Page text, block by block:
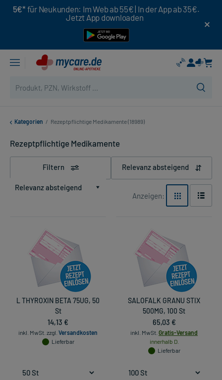
5€* für Neukunden: Im Web ab 55€ | In der App ab 35€.
Jetzt App downloaden
Kategorien / Rezeptpflichtige Medikamente (18989)
Rezeptpflichtige Medikamente
Filtern Relevanz absteigend
Relevanz absteigend
Anzeigen:
L THYROXIN BETA 75UG, 50
St
14,13 €
inkl. MwSt. zzgl. Versandkosten
Lieferbar
SALOFALK GRANU STIX
500MG, 100 St
65,03 €
inkl. MwSt. Gratis-Versand
innerhalb D.
Lieferbar